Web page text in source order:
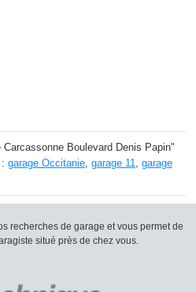
Boulevard Denis Papin"
garage Occitanie garage 11
garage
recherches de garage et vous permet de
situé près de chez vous.